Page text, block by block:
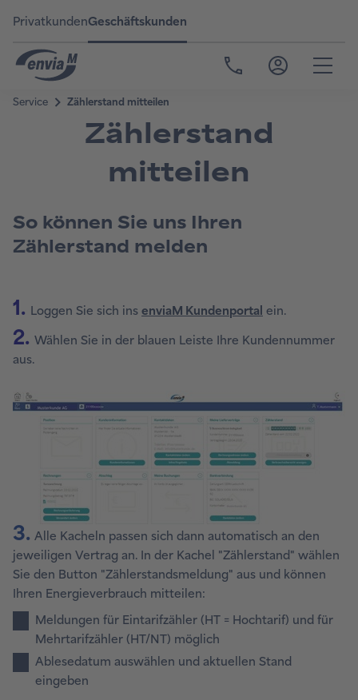
PrivatkundenGeschäftskunden
Zählerstand
mitteilen
So können Sie uns Ihren
Zählerstand melden
1. Loggen Sie sich ins enviaM Kundenportal ein.
2. Wählen Sie in der blauen Leiste Ihre Kundennummer
aus.
3. Alle Kacheln passen sich dann automatisch an den
jeweiligen Vertrag an. In der Kachel "Zählerstand" wählen
Sie den Button "Zählerstandsmeldung" aus und können
Ihren Energieverbrauch mitteilen:
Meldungen für Eintarifzähler (HT = Hochtarif) und für
Mehrtarifzähler (HT/NT) möglich
Ablesedatum auswählen und aktuellen Stand
eingeben